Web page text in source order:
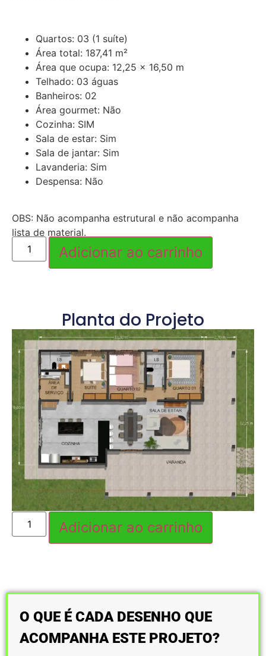
Quartos: 03 (1 suíte)
Área total: 187,41 m²
Área que ocupa: 12,25 x 16,50 m
Telhado: 03 águas
Banheiros: 02
Área gourmet: Não
Cozinha: SIM
Sala de estar: Sim
Sala de jantar: Sim
Lavanderia: Sim
Despensa: Não
OBS: Não acompanha estrutural e não acompanha
lista de material.
Adicionar ao carrinho
Planta do Projeto
Adicionar ao carrinho
O QUE É CADA DESENHO QUE
ACOMPANHA ESTE PROJETO?